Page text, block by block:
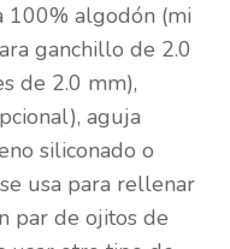
100% algodón (mi
ganchillo de 2.0
de 2.0 mm),
aguja
siliconado o
usa para rellenar
par de ojitos de